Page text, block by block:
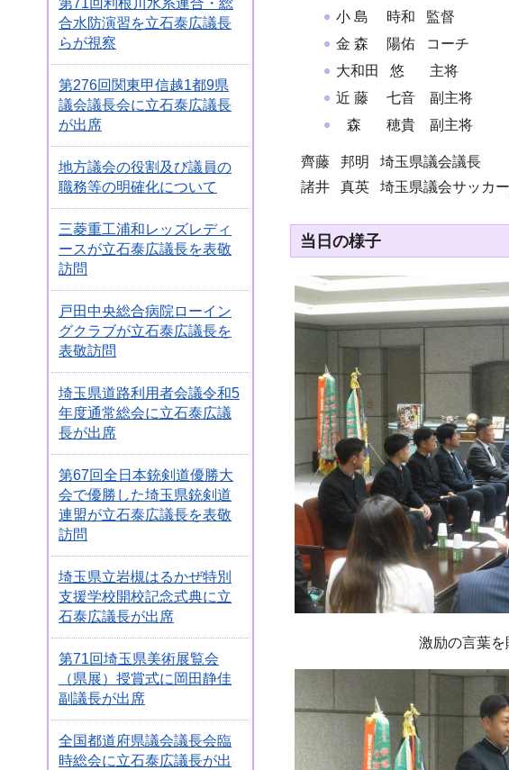
第71回利根川水系連合・総
合水防演習を立石泰広議長
らが視察
第276回関東甲信越1都9県
議会議長会に立石泰広議長
が出席
地方議会の役割及び議員の
職務等の明確化について
三菱重工浦和レッズレディ
ースが立石泰広議長を表敬
訪問
戸田中央総合病院ローイン
グクラブが立石泰広議長を
表敬訪問
埼玉県道路利用者会議令和5
年度通常総会に立石泰広議
長が出席
第67回全日本銃剣道優勝大
会で優勝した埼玉県銃剣道
連盟が立石泰広議長を表敬
訪問
埼玉県立岩槻はるかぜ特別
支援学校開校記念式典に立
石泰広議長が出席
第71回埼玉県美術展覧会
（県展）授賞式に岡田静佳
副議長が出席
全国都道府県議会議長会臨
時総会に立石泰広議長が出
小 島 時和 監督
金 森 陽佑 コーチ
大和田 悠 主将
近 藤 七音 副主将
森 穂貴 副主将
齊藤 邦明 埼玉県議会議長
諸井 真英 埼玉県議会サッカー
当日の様子
激励の言葉